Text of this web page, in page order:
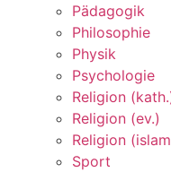
Pädagogik
Philosophie
Physik
Psychologie
Religion
Religion (ev.)
Religion
Sport